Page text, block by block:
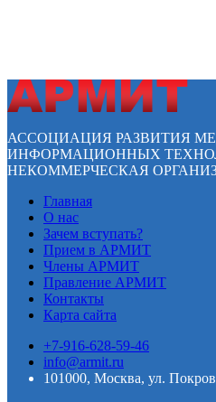
АССОЦИАЦИЯ РАЗВИТИЯ
ИНФОРМАЦИОННЫХ
НЕКОММЕРЧЕСКАЯ
Главная
О нас
Зачем вступать?
Прием в АРМИТ
Члены АРМИТ
Правление АРМИТ
Контакты
Карта сайта
+7-916-628-59-46
info@armit.ru
101000, Москва, ул.